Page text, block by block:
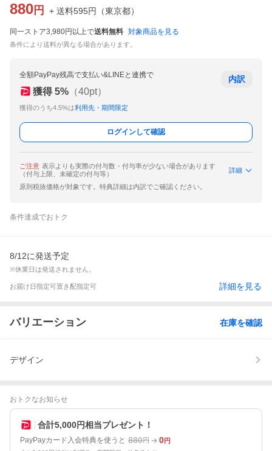
880 円 + 送料595円 （東京都）
同一ストア3,980円以上で送料無料 対象商品を見る
条件により送料が異なる場合があります。
全額PayPay残高で支払い&LINEと連携で
獲得 5% （40pt）
獲得のうち4.5%は利用先・期間限定
内訳
ログインして確認
ご注意 表示よりも実際の付与数・付与率が少ない場合があります
（付与上限、未確定の付与等）
詳細
原則税抜価格が対象です。特典詳細は内訳でご確認ください。
条件達成でおトク
8/12に発送予定
※休業日は発送されません。
お届け日指定可置き配指定可 詳細を見る
バリエーション 在庫を確認
デザイン
おトクなお知らせ
合計5,000円相当プレゼント！
PayPayカード入会特典を使うと 880円 0円